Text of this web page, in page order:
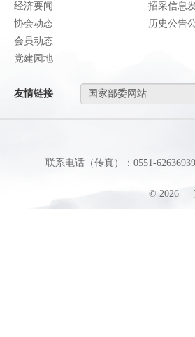
经济要闻
协会动态
会员动态
党建园地
招采信息
历史公告
友情链接
联系电话（传真）：0551-62636939
© 2026